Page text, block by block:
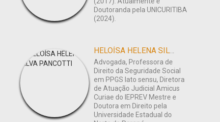
Doutoranda pela UNICURITIBA
(2024).
HELOÍSA HELENA SILVA PANCOTTI
Advogada, Professora de
Direito da Seguridade Social
em PPGS lato sensu, Diretora
de Atuação Judicial Amicus
Curiae do IEPREV Mestre e
Doutora em Direito pela
Universidade Estadual do